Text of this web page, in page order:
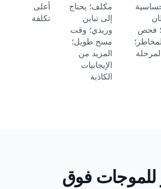
فحص
مكلف؛ يحتاج
إلى تباين
وريدي؛ وقت
مسح طويل؛
المزيد من
الإيجابيات
الكاذبة
أعلى
تكلفة
للموجات فوق